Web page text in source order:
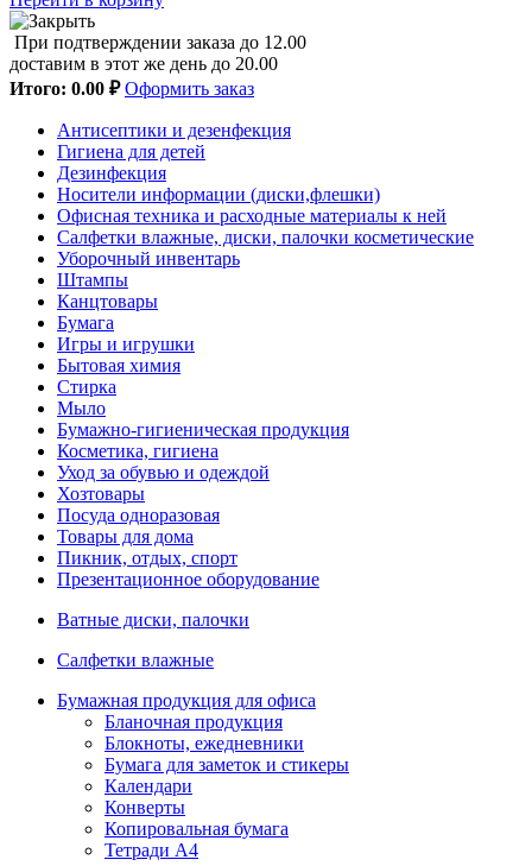
При подтверждении заказа до 12.00
доставим в этот же день до 20.00
Итого: 0.00 ₽ Оформить заказ
Антисептики и дезенфекция
Гигиена для детей
Дезинфекция
Носители информации (диски,флешки)
Офисная техника и расходные материалы к ней
Салфетки влажные, диски, палочки косметические
Уборочный инвентарь
Штампы
Канцтовары
Бумага
Игры и игрушки
Бытовая химия
Стирка
Мыло
Бумажно-гигиеническая продукция
Косметика, гигиена
Уход за обувью и одеждой
Хозтовары
Посуда одноразовая
Товары для дома
Пикник, отдых, спорт
Презентационное оборудование
Ватные диски, палочки
Салфетки влажные
Бумажная продукция для офиса
Бланочная продукция
Блокноты, ежедневники
Бумага для заметок и стикеры
Календари
Конверты
Копировальная бумага
Тетради А4